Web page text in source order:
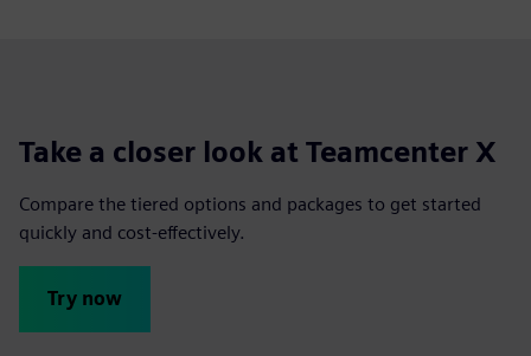
Take a closer look at Teamcenter X
Compare the tiered options and packages to get started
quickly and cost-effectively.
Try now